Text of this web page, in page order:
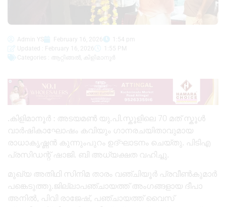
Admin YS February 16, 2026
1:54 pm
Updated : February 16, 2026
1:55 PM
Categories :
ആറ്റിങ്ങൽ കിളിമാനൂർ
.കിളിമാനൂർ : അടയമൺ യു.പി.സ്കൂളിലെ 70 മത് സ്കൂൾ
വാർഷികാഘോഷം കവിയും ഗാനരചയിതാവുമായ
രാധാകൃഷ്ണൻ കുന്നുംപുറം ഉദ്ഘാടനം ചെയ്തു. പിടിഎ
പ്രസിഡന്റ്‌ ഷാജി. ബി അധ്യക്ഷത വഹിച്ചു.
മുഖ്യ അതിഥി സിനിമ താരം വഞ്ചിയൂർ പ്രവീൺകുമാർ
പങ്കെടുത്തു.ജില്ലാപഞ്ചായത്ത് അംഗങ്ങളായ ദീപാ
അനിൽ, പിവി രാജേഷ്, പഞ്ചായത്ത്‌ വൈസ്